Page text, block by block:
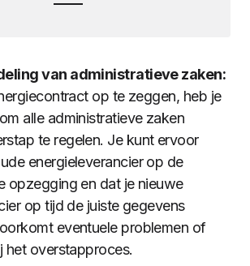
van administratieve zaken:
op te zeggen, heb je
alle administratieve zaken
te regelen. Je kunt ervoor
energieleverancier op de
opzegging en dat je nieuwe
op tijd de juiste gegevens
eventuele problemen of
het overstapproces.